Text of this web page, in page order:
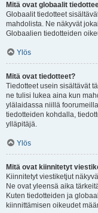
Mitä ovat globaalit
Globaalit tiedotteet
mahdolista. Ne näkyvät
Globaalien tiedotteiden
Ylös
Mitä ovat tiedotteet?
Tiedotteet usein sisältävät
ne tulisi lukea aina kun
ylälaidassa niillä
tiedotteiden kohdalla,
ylläpitäjä.
Ylös
Mitä ovat kiinnitetyt
Kiinnitetyt viestiketjut
Ne ovat yleensä aika
Kuten tiedotteiden ja
kiinnittämisen oikeudet